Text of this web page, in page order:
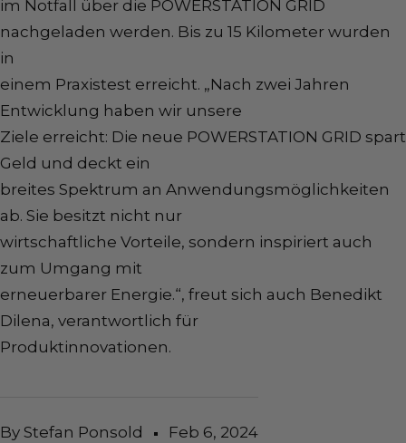
By Stefan Ponsold Feb 6, 2024
im Notfall über die POWERSTATION GRID
nachgeladen werden. Bis zu 15 Kilometer wurden
in
einem Praxistest erreicht. „Nach zwei Jahren
Entwicklung haben wir unsere
Ziele erreicht: Die neue POWERSTATION GRID spart
Geld und deckt ein
breites Spektrum an Anwendungsmöglichkeiten
ab. Sie besitzt nicht nur
wirtschaftliche Vorteile, sondern inspiriert auch
zum Umgang mit
erneuerbarer Energie.“, freut sich auch Benedikt
Dilena, verantwortlich für
Produktinnovationen.